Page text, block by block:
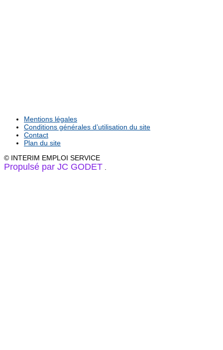
Mentions légales
Conditions générales d’utilisation du site
Contact
Plan du site
© INTERIM EMPLOI SERVICE
Propulsé par JC GODET